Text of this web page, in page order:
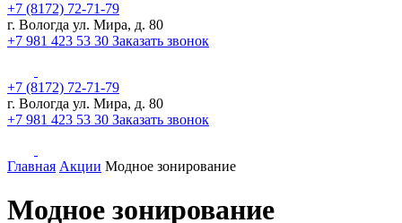
+7 (8172) 72-71-79
г. Вологда ул. Мира, д. 80
+7 981 423 53 30 Заказать звонок
+7 (8172) 72-71-79
г. Вологда ул. Мира, д. 80
+7 981 423 53 30 Заказать звонок
Главная Акции Модное зонирование
Модное зонирование